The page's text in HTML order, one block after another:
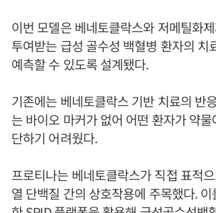
이번 모델은 베네토클락스와 저메틸화
투여받는 급성 골수성 백혈병 환자의 치
예측할 수 있도록 설계됐다.
기존에는 베네토클락스 기반 치료의 반
는 바이오 마커가 없어 어떤 환자가 약
단하기 어려웠다.
프로티나는 베네토클락스가 직접 표적
열 단백질 간의 상호작용에 주목했다.